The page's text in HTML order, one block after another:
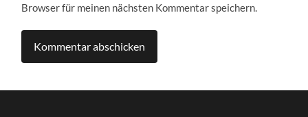
Browser für meinen nächsten Kommentar speichern.